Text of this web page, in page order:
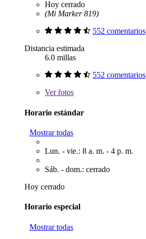
Hoy cerrado
(Mi Marker 819)
552 comentarios
Distancia estimada
6.0 millas
552 comentarios
Verfotos
Horario estándar
Mostrar todas
Lun. - vie.: 8 a. m. - 4 p. m.
Sáb. - dom.: cerrado
Hoy cerrado
Horario especial
Mostrar todas